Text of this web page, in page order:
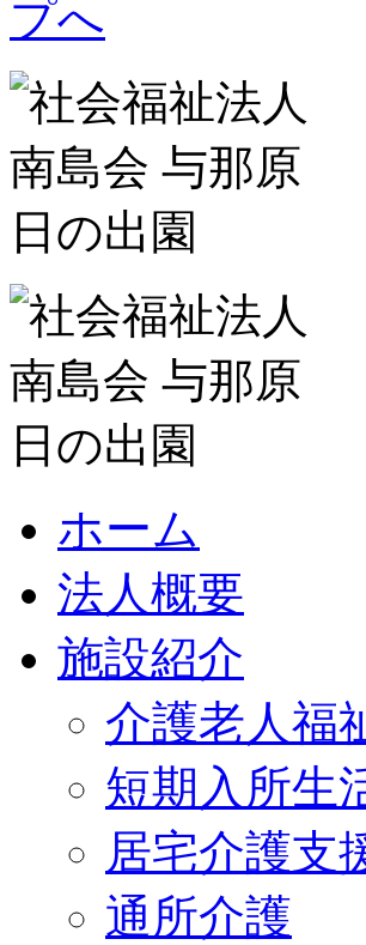
ホーム
法人概要
施設紹介
介護老人福
短期入所生
居宅介護支
通所介護